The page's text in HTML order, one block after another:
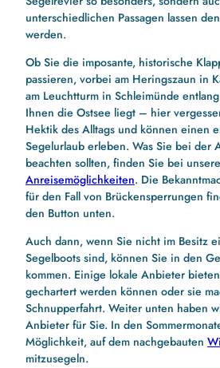
unterschiedlichen Passagen lassen
werden.
Ob Sie die imposante, historische
passieren, vorbei am Heringszaun in
am Leuchtturm in Schleimünde
Ihnen die Ostsee liegt – hier
Hektik des Alltags und können einen
Segelurlaub erleben. Was Sie bei der
beachten sollten, finden Sie bei
Anreisemöglichkeiten. Die
für den Fall von Brückensperrungen
den Button unten.
Auch dann, wenn Sie nicht im Besitz
Segelboots sind, können Sie in den
kommen. Einige lokale Anbieter
gechartert werden können oder sie
Schnupperfahrt. Weiter unten haben
Anbieter für Sie. In den
Möglichkeit, auf dem nachgebauten
mitzusegeln.